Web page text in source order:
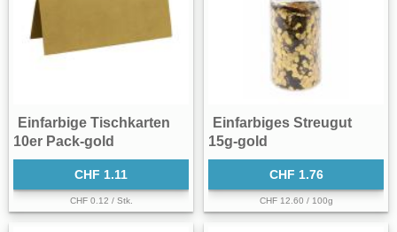
Einfarbige Tischkarten
10er Pack-gold
CHF 1.11
CHF 0.12 / Stk.
Einfarbiges Streugut
15g-gold
CHF 1.76
CHF 12.60 / 100g